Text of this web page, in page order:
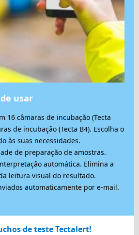
usar
16 câmaras de incubação (Tecta
de incubação (Tecta B4). Escolha o
às suas necessidades.
de preparação de amostras.
automática. Elimina a
leitura visual do resultado.
automaticamente por e-mail.
de teste Tectalert!